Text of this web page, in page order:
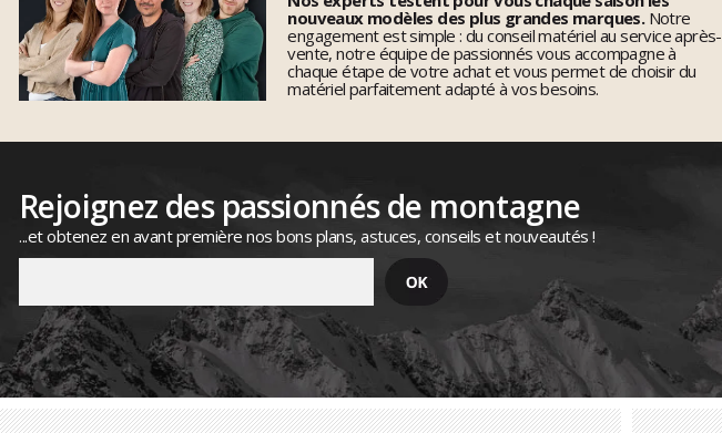
nouveaux modèles des plus grandes marques.Notre
engagement est simple : du conseil matériel au service après-
vente, notre équipe de passionnés vous accompagne à
chaque étape de votre achat et vous permet de choisir du
matériel parfaitement adapté à vos besoins.
Rejoignez des passionnés de montagne
...et obtenez en avant première nos bons plans, astuces, conseils et nouveautés !